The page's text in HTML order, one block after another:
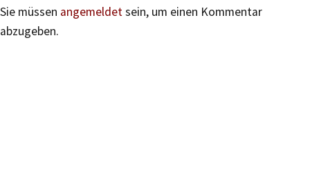
Sie müssen angemeldetsein, um einen Kommentar
abzugeben.